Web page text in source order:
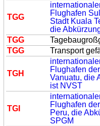
TGG
Flughafen
Stadt Kuala
die
TGG
TGG Transport
TGH
Flughafen
Vanuatu, die
ist NVST
TG
Flughafen
Peru, die
SPGM